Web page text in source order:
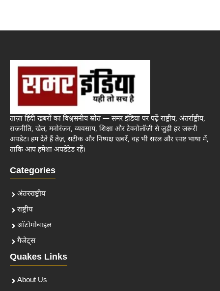
ताज़ा हिंदी खबरों का विश्वसनीय स्रोत — समर इंडिया पर पढ़ें राष्ट्रीय, अंतर्राष्ट्रीय,
राजनीति, खेल, मनोरंजन, व्यवसाय, शिक्षा और टेक्नोलॉजी से जुड़ी हर जरूरी
अपडेट। हम देते हैं तेज़, सटीक और निष्पक्ष खबरें, वह भी सरल और स्पष्ट भाषा में,
ताकि आप हमेशा अपडेटेड रहें।
Categories
अंतरराष्ट्रीय
राष्ट्रीय
ऑटोमोबाइल
गैजेट्स
Quakes Links
About Us